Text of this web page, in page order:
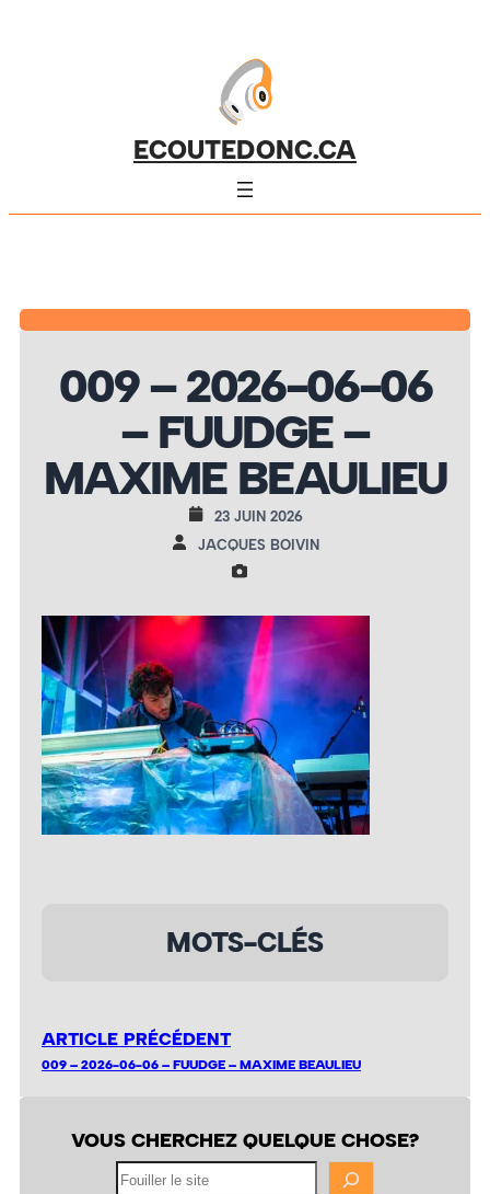
ECOUTEDONC.CA
009 – 2026-06-06
– FUUDGE –
MAXIME BEAULIEU
23 JUIN 2026
JACQUES BOIVIN
MOTS-CLÉS
ARTICLE PRÉCÉDENT
009 – 2026-06-06 – FUUDGE – MAXIME BEAULIEU
VOUS CHERCHEZ QUELQUE CHOSE?